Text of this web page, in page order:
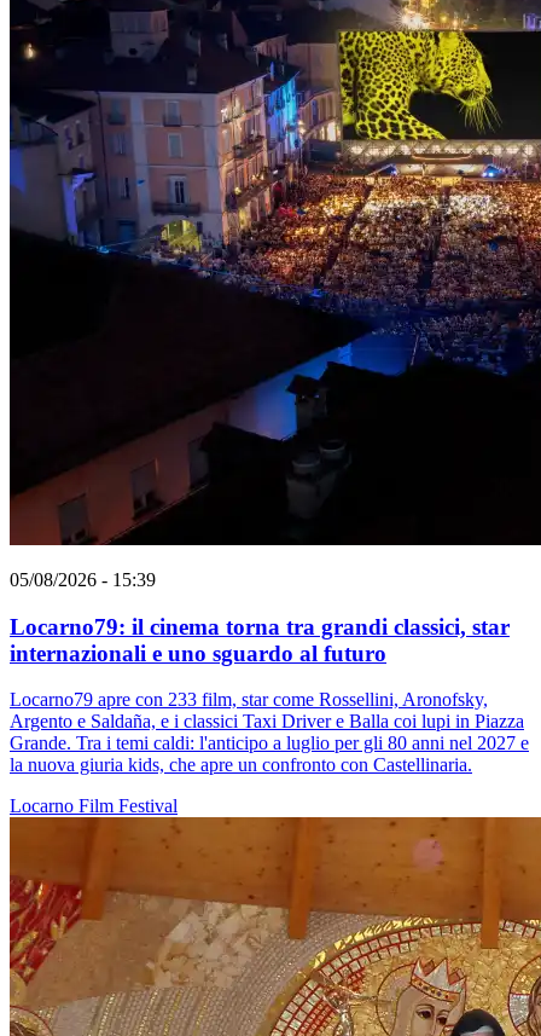
05/08/2026 - 15:39
Locarno79: il cinema torna tra grandi classici, star
internazionali e uno sguardo al futuro
Locarno79 apre con 233 film, star come Rossellini, Aronofsky,
Argento e Saldaña, e i classici Taxi Driver e Balla coi lupi in Piazza
Grande. Tra i temi caldi: l'anticipo a luglio per gli 80 anni nel 2027 e
la nuova giuria kids, che apre un confronto con Castellinaria.
Locarno Film Festival